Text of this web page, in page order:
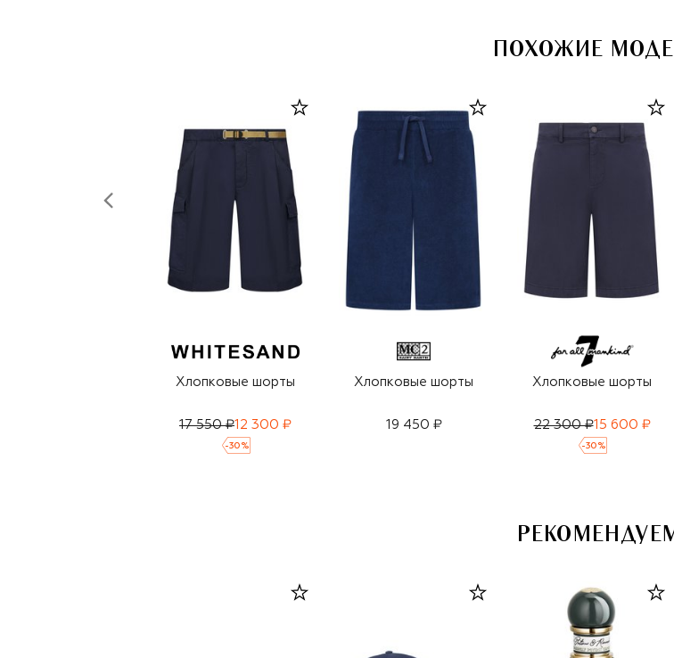
ПОХОЖИЕ
Хлопковые шорты
17 550 ₽12 300 ₽
-30 %
Хлопковые шорты
19 450 ₽
Хлопковые шорты
22 300 ₽15 600 ₽
-30 %